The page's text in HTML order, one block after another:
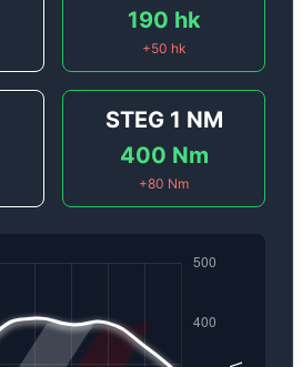
190 hk
+50 hk
STEG 1 NM
400 Nm
+80 Nm